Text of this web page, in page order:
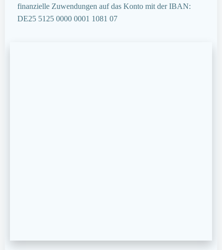
finanzielle Zuwendungen auf das Konto mit der IBAN:
DE25 5125 0000 0001 1081 07